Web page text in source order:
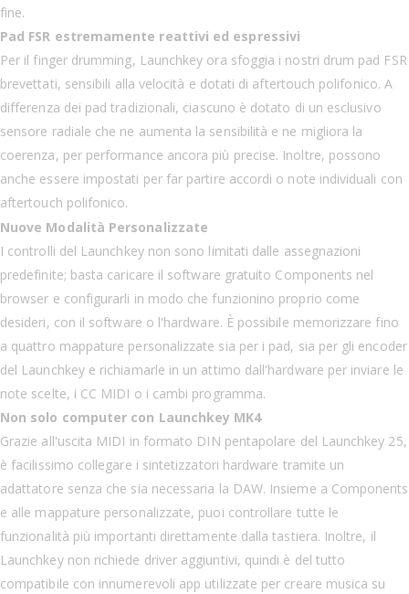
fine.
Pad FSR estremamente reattivi ed espressivi
Per il finger drumming, Launchkey ora sfoggia i nostri drum pad FSR
brevettati, sensibili alla velocità e dotati di aftertouch polifonico. A
differenza dei pad tradizionali, ciascuno è dotato di un esclusivo
sensore radiale che ne aumenta la sensibilità e ne migliora la
coerenza, per performance ancora più precise. Inoltre, possono
anche essere impostati per far partire accordi o note individuali con
aftertouch polifonico.
Nuove Modalità Personalizzate
I controlli del Launchkey non sono limitati dalle assegnazioni
predefinite; basta caricare il software gratuito Components nel
browser e configurarli in modo che funzionino proprio come
desideri, con il software o l'hardware. È possibile memorizzare fino
a quattro mappature personalizzate sia per i pad, sia per gli encoder
del Launchkey e richiamarle in un attimo dall'hardware per inviare le
note scelte, i CC MIDI o i cambi programma.
Non solo computer con Launchkey MK4
Grazie all'uscita MIDI in formato DIN pentapolare del Launchkey 25,
è facilissimo collegare i sintetizzatori hardware tramite un
adattatore senza che sia necessaria la DAW. Insieme a Components
e alle mappature personalizzate, puoi controllare tutte le
funzionalità più importanti direttamente dalla tastiera. Inoltre, il
Launchkey non richiede driver aggiuntivi, quindi è del tutto
compatibile con innumerevoli app utilizzate per creare musica su